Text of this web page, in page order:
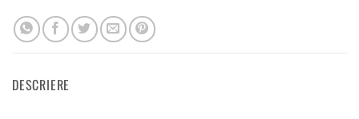
DESCRIERE